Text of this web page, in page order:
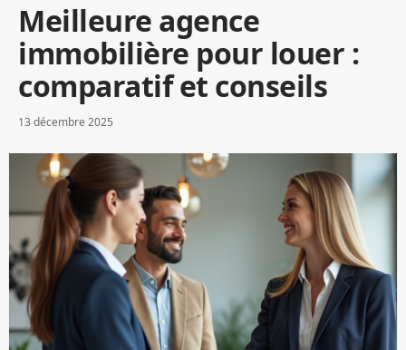
Meilleure agence
immobilière pour louer :
comparatif et conseils
13 décembre 2025